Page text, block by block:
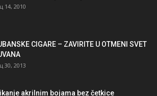
14, 2010
CIGARE – ZAVIRITE U OTMENI SVET
30, 2013
akrilnim bojama bez četkice